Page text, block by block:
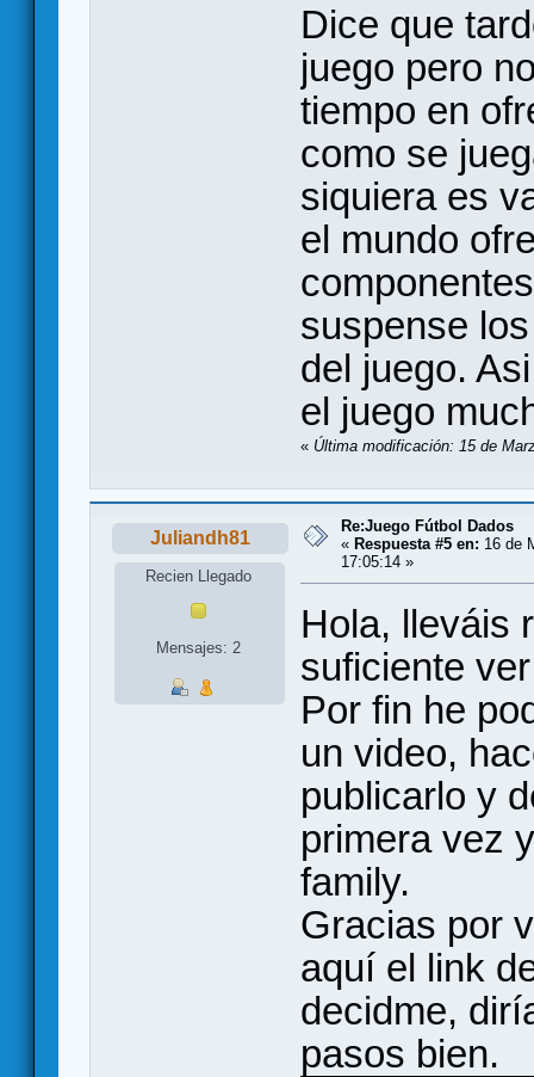
Dice que
juego pero
tiempo en
como se
siquiera es
el mundo
suspense
del juego.
el juego
« Última modificación: 15 de
Juliandh81
Recien Llegado
Mensajes: 2
Re:Juego Fútbol Dados
« Respuesta #5 en: 16 de
17:05:14 »
Hola, lleváis
suficiente
Por fin he
un video,
publicarlo y
primera vez
family.
Gracias por
aquí el link
decidme,
pasos bien.